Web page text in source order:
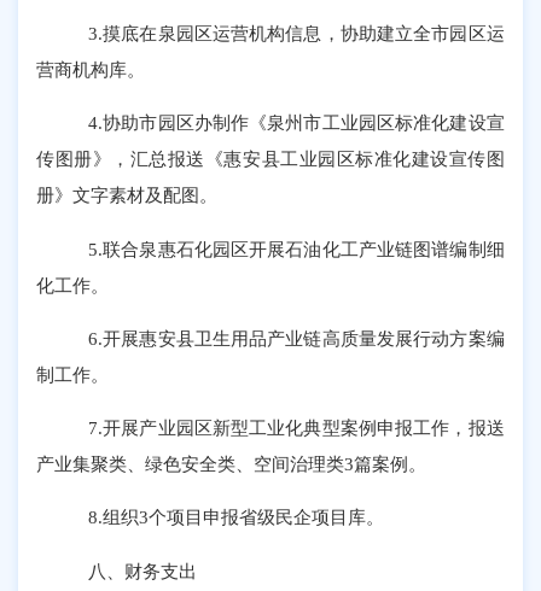
3.摸底在泉园区运营机构信息 ，协助建立全市园区运
营商机构库。
4.协助市园区办制作《泉州市工业园区标准化建设宣
传图册》，汇总报送《惠安县工业园区标准化建设宣传图
册》文字素材及配图。
5.联合泉惠石化园区开展石油化工产业链图谱编制细
化工作。
6.开展惠安县卫生用品产业链高质量发展行动方案编
制工作。
7.开展产业园区新型工业化典型案例申报工作，报送
产业集聚类、绿色安全类 、空间治理类3篇案例。
8.组织3个项目申报省级民企项目库。
八、 财务支出